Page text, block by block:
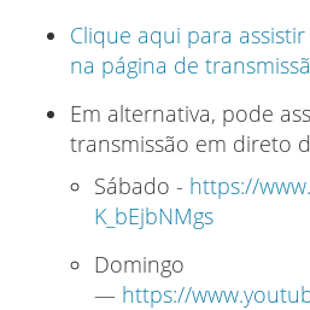
Clique aqui para
na página de
Em alternativa, pode
transmissão em direto
Sábado - https://
K_bEjbNMgs
Domingo
― https://